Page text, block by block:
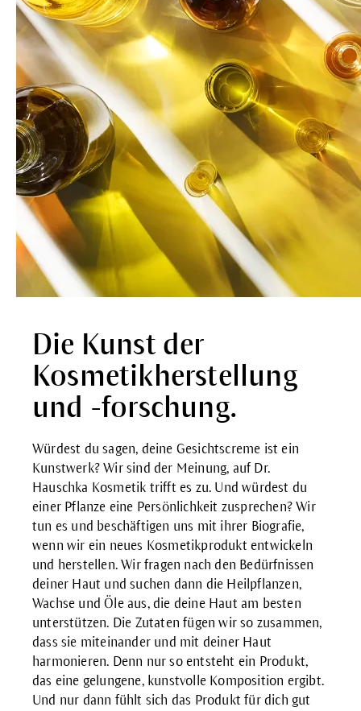
Die Kunst der
Kosmetikherstellung
und -forschung.
Würdest du sagen, deine Gesichtscreme ist ein
Kunstwerk? Wir sind der Meinung, auf Dr.
Hauschka Kosmetik trifft es zu. Und würdest du
einer Pflanze eine Persönlichkeit zusprechen? Wir
tun es und beschäftigen uns mit ihrer Biografie,
wenn wir ein neues Kosmetikprodukt entwickeln
und herstellen. Wir fragen nach den Bedürfnissen
deiner Haut und suchen dann die Heilpflanzen,
Wachse und Öle aus, die deine Haut am besten
unterstützen. Die Zutaten fügen wir so zusammen,
dass sie miteinander und mit deiner Haut
harmonieren. Denn nur so entsteht ein Produkt,
das eine gelungene, kunstvolle Komposition ergibt.
Und nur dann fühlt sich das Produkt für dich gut